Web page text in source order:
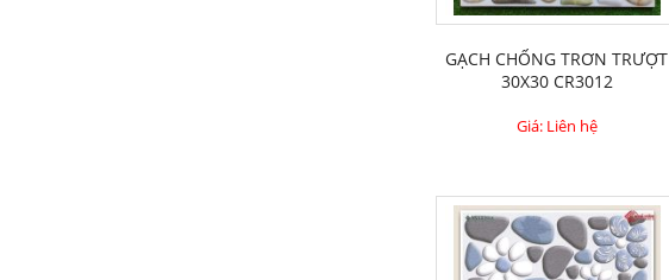
GẠCH CHỐNG TRƠN TRƯỢT
30X30 CR3012
Giá: Liên hệ